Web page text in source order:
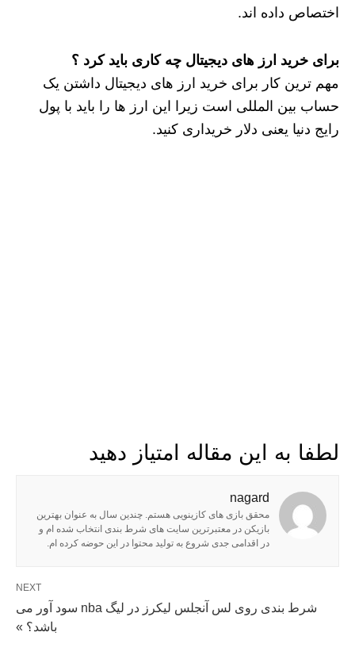
اختصاص داده اند.
برای خرید ارز های دیجیتال چه کاری باید کرد ؟
مهم ترین کار برای خرید ارز های دیجیتال داشتن یک
حساب بین المللی است زیرا این ارز ها را باید با پول
رایج دنیا یعنی دلار خریداری کنید.
لطفا به این مقاله امتیاز دهید
nagard
محقق بازی های کازینویی هستم. چندین سال به عنوان بهترین
بازیکن در معتبرترین سایت های شرط بندی انتخاب شده ام و
در اقدامی جدی شروع به تولید محتوا در این حوضه کرده ام.
NEXT
شرط بندی روی لس آنجلس لیکرز در لیگ nba سود آور می
باشد؟ »